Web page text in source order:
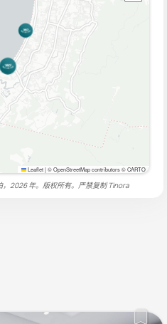
Leaflet|© OpenStreetMap contributors © CARTO
，2026 年。版权所有。严禁复制Tinora